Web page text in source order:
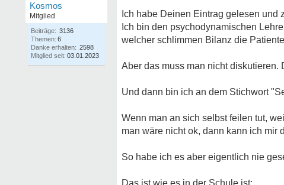
Kosmos
Mitglied
Beiträge: 3136
Themen: 6
Danke erhalten: 2598
Mitglied seit: 03.01.2023
Ich habe Deinen Eintrag gelesen und
Ich bin den psychodynamischen
welcher schlimmen Bilanz die
Aber das muss man nicht diskutieren.
Und dann bin ich an dem Stichwort
Wenn man an sich selbst feilen tut,
man wäre nicht ok, dann kann ich mir
So habe ich es aber eigentlich nie
Das ist wie es in der Schule ist: